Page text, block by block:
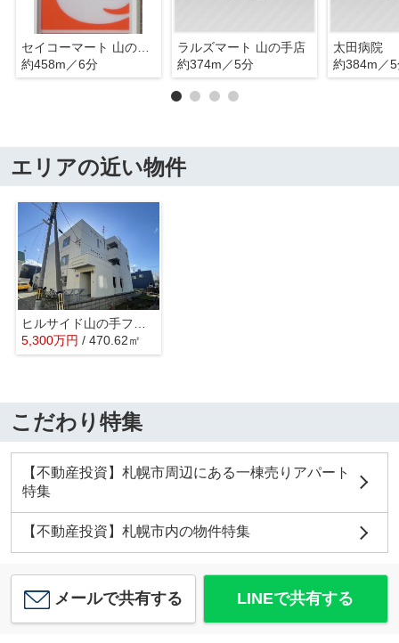
セイコーマート 山の手4条店
約458m／6分
ラルズマート 山の手店
約374m／5分
太田病院
約384m／
エリアの近い物件
5,300万円 / 470.62㎡
こだわり特集
【不動産投資】札幌市周辺にある一棟売りアパート
特集
【不動産投資】札幌市内の物件特集
メールで共有する LINEで共有する